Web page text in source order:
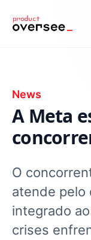
principal
News
A Meta
O
atende pelo
integrado
crises